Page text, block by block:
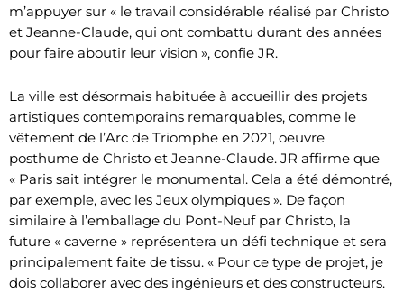
m’appuyer sur « le travail considérable réalisé par Christo
et Jeanne-Claude, qui ont combattu durant des années
pour faire aboutir leur vision », confie JR.
La ville est désormais habituée à accueillir des projets
artistiques contemporains remarquables, comme le
vêtement de l’Arc de Triomphe en 2021, oeuvre
posthume de Christo et Jeanne-Claude. JR affirme que
« Paris sait intégrer le monumental. Cela a été démontré,
par exemple, avec les Jeux olympiques ». De façon
similaire à l’emballage du Pont-Neuf par Christo, la
future « caverne » représentera un défi technique et sera
principalement faite de tissu. « Pour ce type de projet, je
dois collaborer avec des ingénieurs et des constructeurs.